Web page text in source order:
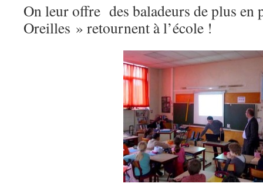
On leur offre des baladeurs de plus
Oreilles » retournent à l’école !